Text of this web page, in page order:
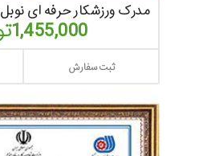
مدرک ورزشکار حرفه ای نوبل
1,455,000
ثبت سفارش